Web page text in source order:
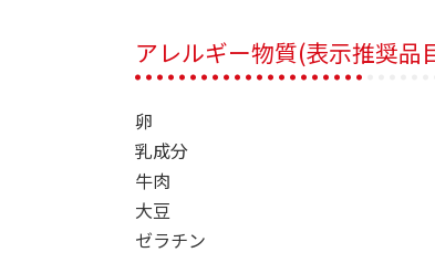
アレルギー物質(表示推奨品
卵
乳成分
牛肉
大豆
ゼラチン